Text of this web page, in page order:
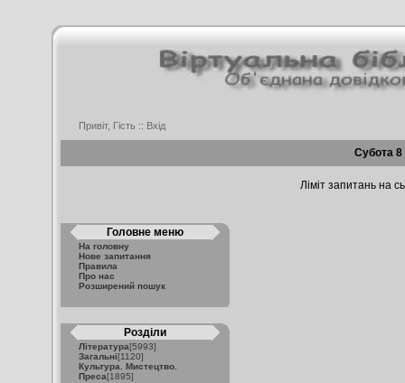
Привіт, Гість :: Вхід
Субота 8
Ліміт запитань на
Головне меню
На головну
Нове запитання
Правила
Про нас
Розширений пошук
Розділи
Література[5993]
Загальні[1120]
Культура. Мистецтво.
Преса[1895]